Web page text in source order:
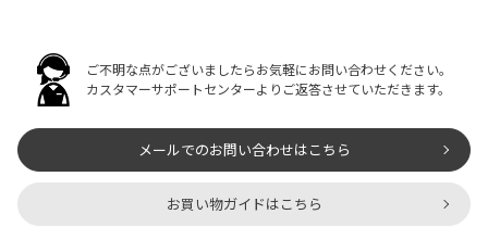
ご不明な点がございましたらお気軽にお問い合わせください。
カスタマーサポートセンターよりご返答させていただきます。
メールでのお問い合わせはこちら
お買い物ガイドはこちら